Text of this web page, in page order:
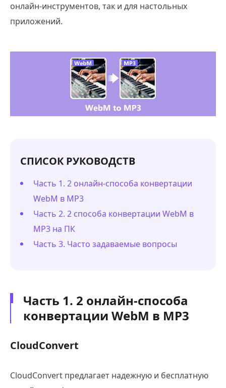
онлайн-инструментов, так и для настольных
приложений.
СПИСОК РУКОВОДСТВ
Часть 1. 2 онлайн-способа конвертации
WebM в MP3
Часть 2. 2 способа конвертации WebM в
MP3 на ПК
Часть 3. Часто задаваемые вопросы
Часть 1. 2 онлайн-способа
конвертации WebM в MP3
CloudConvert
CloudConvert предлагает надежную и бесплатную